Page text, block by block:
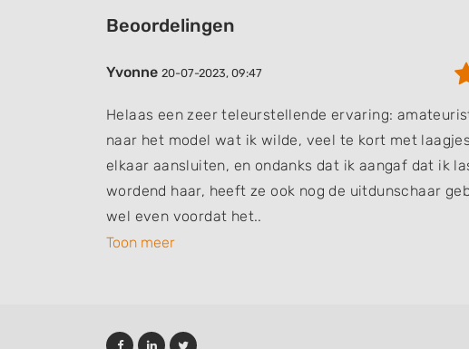
Beoordelingen
Yvonne 20-07-2023, 09:47
Helaas een zeer teleurstellende ervaring:
naar het model wat ik wilde, veel te kort met
elkaar aansluiten, en ondanks dat ik aangaf dat ik
wordend haar, heeft ze ook nog de uitdunschaar
wel even voordat het..
Toon meer
Use precise geolocation data
Identify devices based on information actively requested
Non-IAB processing purposes:
Performance